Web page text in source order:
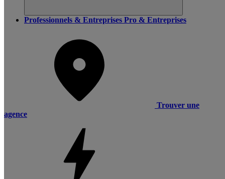
Professionnels & Entreprises Pro & Entreprises
Trouver une
agence